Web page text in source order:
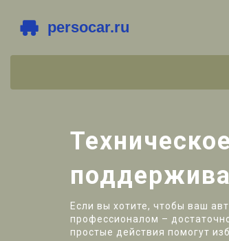
Если вы хотите, чтобы ваш
профессионалом –
простые действия помогут